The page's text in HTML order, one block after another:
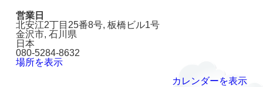
営業日
北安江2丁目25番8号 板橋ビル1号
金沢市, 石川県
日本
080-5284-8632
場所を表示
カレンダーを表示